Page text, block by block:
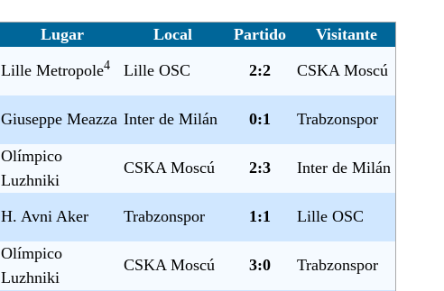
Lugar Local Partido
Visitante
Lille Metropole4 Lille OSC 2:2 CSKA Moscú
Giuseppe Meazza Inter de Milán 0:1 Trabzonspor
Olímpico
Luzhniki
CSKA Moscú 2:3 Inter de Milán
H. Avni Aker Trabzonspor 1:1 Lille OSC
Olímpico
Luzhniki
CSKA Moscú 3:0 Trabzonspor